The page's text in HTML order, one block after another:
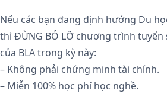
Nếu các bạn đang định hướng Du
thì ĐỪNG BỎ LỠ chương trình tuyển
của BLA trong kỳ này:
– Không phải chứng minh tài chính.
– Miễn 100% học phí học nghề.